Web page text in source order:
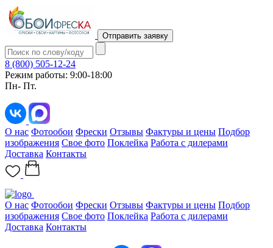
Отправить заявку
8 (800) 505-12-24
Режим работы: 9:00-18:00
Пн- Пт.
О нас Фотообои Фрески Отзывы Фактуры и цены Подбор
изображения Свое фото Поклейка Работа с дилерами
Доставка Контакты
О нас Фотообои Фрески Отзывы Фактуры и цены Подбор
изображения Свое фото Поклейка Работа с дилерами
Доставка Контакты